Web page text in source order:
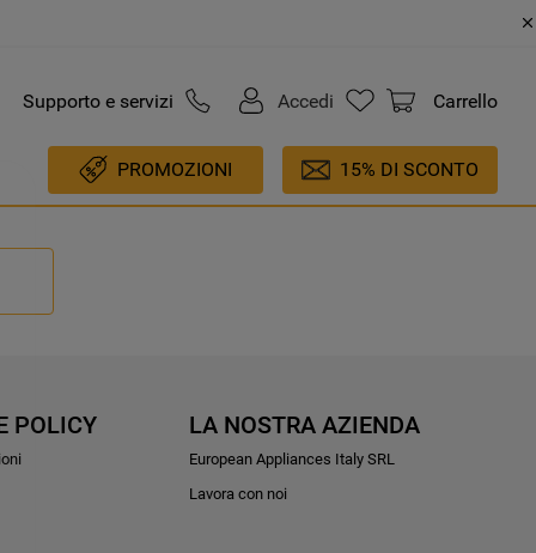
Supporto e servizi Accedi Carrello
PROMOZIONI 15% DI SCONTO
POLICY LA NOSTRA AZIENDA
European Appliances Italy SRL
Lavora con noi